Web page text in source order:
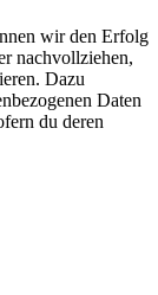
wir den Erfolg
nachvollziehen,
Dazu
Daten
du deren